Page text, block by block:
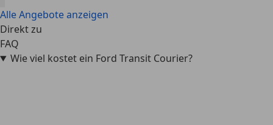
Alle Angebote anzeigen
Direkt zu
FAQ
Wie viel kostet ein Ford Transit Courier?